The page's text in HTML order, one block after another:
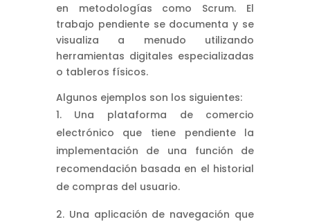
en metodologías como Scrum. El
trabajo pendiente se documenta y se
visualiza a menudo utilizando
herramientas digitales especializadas
o tableros físicos.
Algunos ejemplos son los siguientes:
Una plataforma de comercio
electrónico que tiene pendiente la
implementación de una función de
recomendación basada en el historial
de compras del usuario.
Una aplicación de navegación que